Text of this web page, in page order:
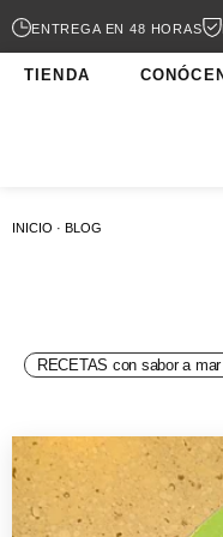
ENTREGA EN 48 HORAS
TIENDA
INICIO · BLOG
RECETAS con sabor a mar